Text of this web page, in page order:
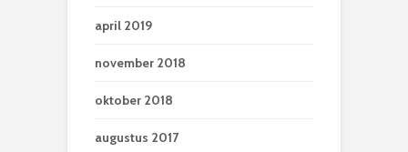
april 2019
november 2018
oktober 2018
augustus 2017